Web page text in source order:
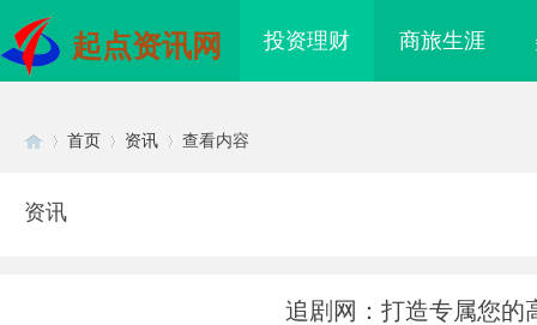
起点资讯网 投资理财 商旅生涯
首页 资讯 查看内容
资讯
追剧网：打造专属您的